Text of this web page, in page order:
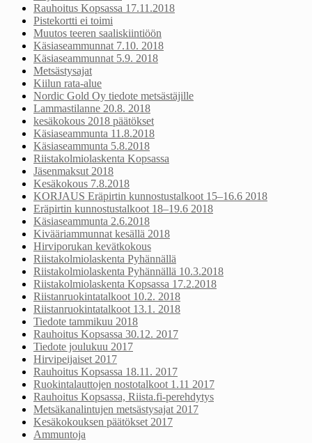
Rauhoitus Kopsassa 17.11.2018
Pistekortti ei toimi
Muutos teeren saaliskiintiöön
Käsiaseammunnat 7.10. 2018
Käsiaseammunnat 5.9. 2018
Metsästysajat
Kiilun rata-alue
Nordic Gold Oy tiedote metsästäjille
Lammastilanne 20.8. 2018
kesäkokous 2018 päätökset
Käsiaseammunta 11.8.2018
Käsiaseammunta 5.8.2018
Riistakolmiolaskenta Kopsassa
Jäsenmaksut 2018
Kesäkokous 7.8.2018
KORJAUS Eräpirtin kunnostustalkoot 15–16.6 2018
Eräpirtin kunnostustalkoot 18–19.6 2018
Käsiaseammunta 2.6.2018
Kivääriammunnat kesällä 2018
Hirviporukan kevätkokous
Riistakolmiolaskenta Pyhännällä
Riistakolmiolaskenta Pyhännällä 10.3.2018
Riistakolmiolaskenta Kopsassa 17.2.2018
Riistanruokintatalkoot 10.2. 2018
Riistanruokintatalkoot 13.1. 2018
Tiedote tammikuu 2018
Rauhoitus Kopsassa 30.12. 2017
Tiedote joulukuu 2017
Hirvipeijaiset 2017
Rauhoitus Kopsassa 18.11. 2017
Ruokintalauttojen nostotalkoot 1.11 2017
Rauhoitus Kopsassa, Riista.fi-perehdytys
Metsäkanalintujen metsästysajat 2017
Kesäkokouksen päätökset 2017
Ammuntoja